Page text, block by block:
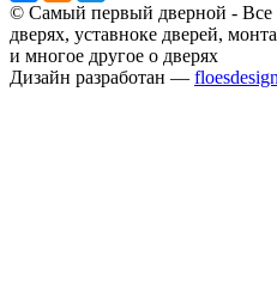
© Самый первый дверной -
дверях, уставноке дверей,
и многое другое о дверях
Дизайн разработан —